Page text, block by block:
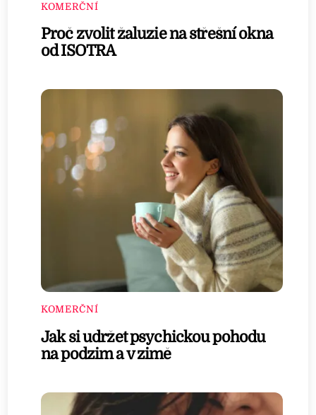
KOMERČNÍ
Proč zvolit žaluzie na střešní okna
od ISOTRA
KOMERČNÍ
Jak si udržet psychickou pohodu
na podzim a v zimě